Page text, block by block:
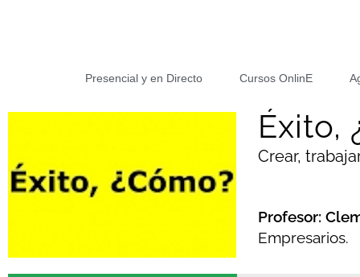
Presencial y en Directo Cursos OnlinE
Éxito,
Crear,
Profesor:
Empresarios.